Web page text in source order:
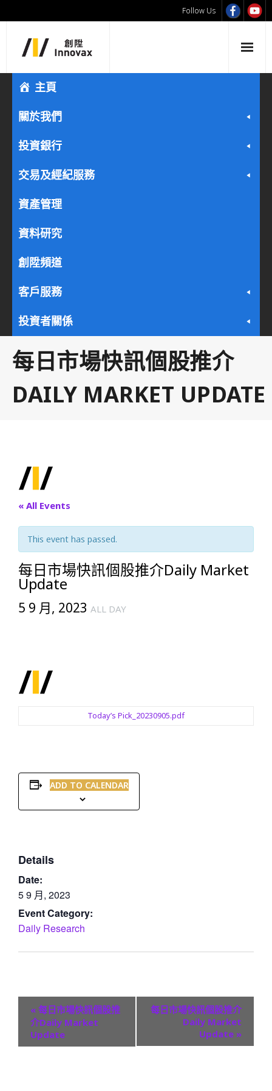
Follow Us
主頁
關於我們
投資銀行
交易及經紀服務
資產管理
資料研究
創陞頻道
客戶服務
投資者關係
每日市場快訊個股推介
DAILY MARKET UPDATE
« All Events
This event has passed.
每日市場快訊個股推介Daily Market
Update
5 9 月, 2023 ALL DAY
Today’s Pick_20230905.pdf
ADD TO CALENDAR
Details
Date:
5 9 月, 2023
Event Category:
Daily Research
« 每日市場快訊個股推
介Daily Market
Update
每日市場快訊個股推介
Daily Market
Update »